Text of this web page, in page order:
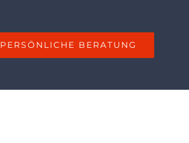
PERSÖNLICHE BERATUNG